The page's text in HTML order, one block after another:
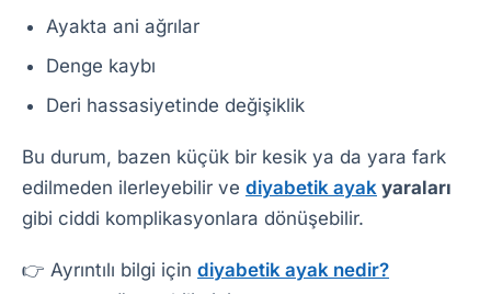
Ayakta ani ağrılar
Denge kaybı
Deri hassasiyetinde değişiklik
Bu durum, bazen küçük bir kesik ya da yara fark
edilmeden ilerleyebilir ve diyabetik ayak yaraları
gibi ciddi komplikasyonlara dönüşebilir.
👉 Ayrıntılı bilgi için diyabetik ayak nedir?